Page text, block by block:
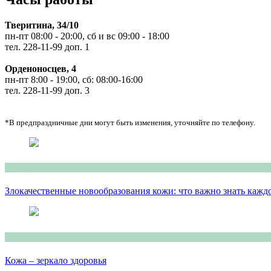
Тверитина, 34/10
пн-пт 08:00 - 20:00, сб и вс 09:00 - 18:00
тел. 228-11-99 доп. 1
Орденоносцев, 4
пн-пт 8:00 - 19:00, сб: 08:00-16:00
тел. 228-11-99 доп. 3
*В предпраздничные дни могут быть изменения, уточняйте по телефону.
Злокачественные новообразования кожи: что важно знать
Кожа – зеркало здоровья